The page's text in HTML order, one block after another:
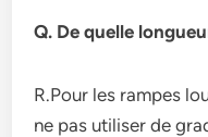
Q. De quelle
R.Pour les rampes
ne pas utiliser de